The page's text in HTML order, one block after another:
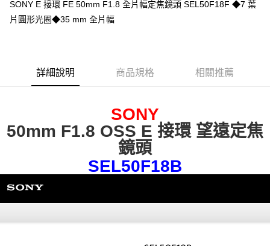
貨到付現給宅配司機 (大家電需貨到付款服務 請電洽0977103621)
每筆NT$150，滿NT$2,000(含以上)免運費
SONY E 接環 FE 50mm F1.8 全片幅定焦鏡頭 SEL50F18F ◆7 葉
片圓形光圈◆35 mm 全片幅
詳細說明 商品規格 相關推薦
SONY
50mm F1.8 OSS E 接環 望遠定焦
鏡頭
SEL50F18B